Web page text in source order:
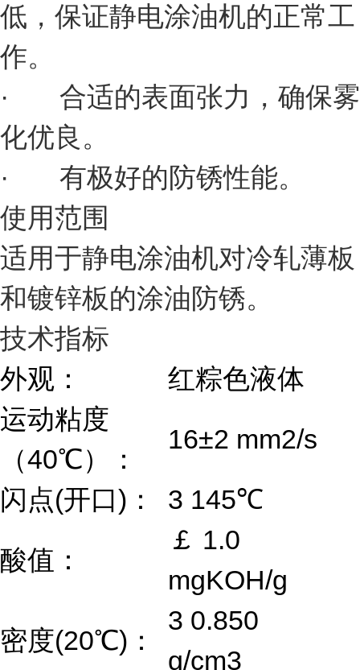
低，保证静电涂油机的正常工
作。
· 合适的表面张力，确保雾
化优良。
· 有极好的防锈性能。
使用范围
适用于静电涂油机对冷轧薄板
和镀锌板的涂油防锈。
技术指标
外观：
红粽色液体
运动粘度
（40℃）：
16±2 mm2/s
闪点(开口)：
3 145℃
酸值：
￡ 1.0
mgKOH/g
密度(20℃)：
3 0.850
g/cm3